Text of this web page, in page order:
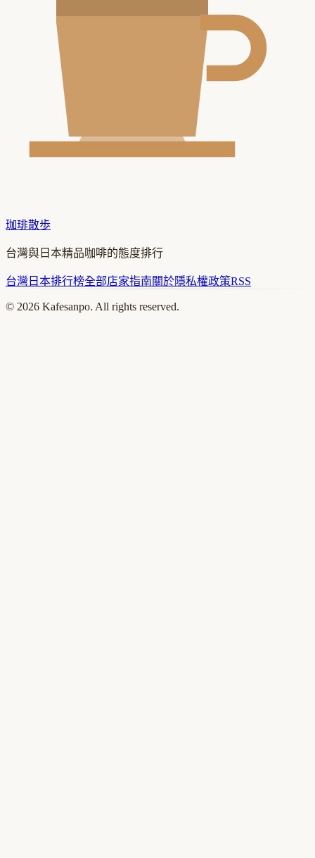
珈琲散歩
台灣與日本精品咖啡的態度排行
台灣 日本排行榜全部店家指南關於隱私權政策RSS
© 2026 Kafesanpo. All rights reserved.